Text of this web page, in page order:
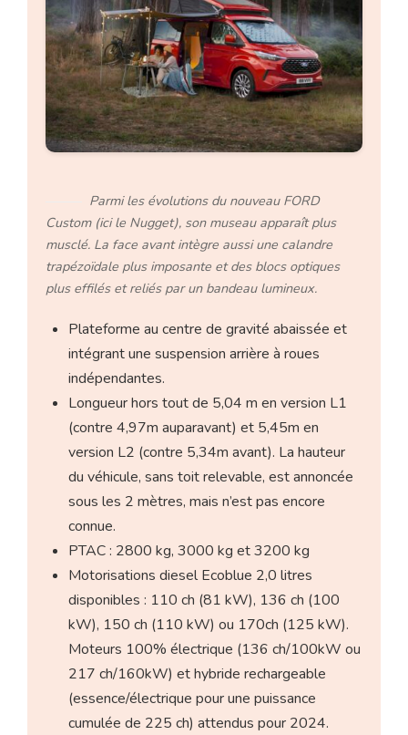
Parmi les évolutions du nouveau FORD
Custom (ici le Nugget), son museau apparaît plus
musclé. La face avant intègre aussi une calandre
trapézoïdale plus imposante et des blocs optiques
plus effilés et reliés par un bandeau lumineux.
Plateforme au centre de gravité abaissée et
intégrant une suspension arrière à roues
indépendantes.
Longueur hors tout de 5,04 m en version L1
(contre 4,97m auparavant) et 5,45m en
version L2 (contre 5,34m avant). La hauteur
du véhicule, sans toit relevable, est annoncée
sous les 2 mètres, mais n’est pas encore
connue.
PTAC : 2800 kg, 3000 kg et 3200 kg
Motorisations diesel Ecoblue 2,0 litres
disponibles : 110 ch (81 kW), 136 ch (100
kW), 150 ch (110 kW) ou 170ch (125 kW).
Moteurs 100% électrique (136 ch/100kW ou
217 ch/160kW) et hybride rechargeable
(essence/électrique pour une puissance
cumulée de 225 ch) attendus pour 2024.